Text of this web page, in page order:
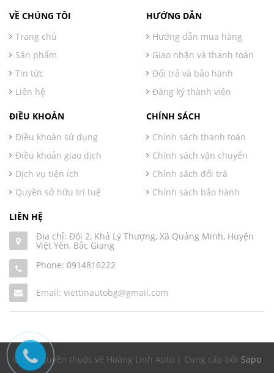
VỀ CHÚNG TÔI
Trang chủ
Sản phẩm
Tin tức
Liên hệ
HƯỚNG DẪN
Hướng dẫn mua hàng
Giao nhận và thanh toán
Đổi trả và bảo hành
Đăng ký thành viên
ĐIỀU KHOẢN
Điều khoản sử dụng
Điều khoản giao dịch
Dịch vụ tiện ích
Quyền sở hữu trí tuệ
CHÍNH SÁCH
Chính sách thanh toán
Chính sách vận chuyển
Chính sách đổi trả
Chính sách bảo hành
LIÊN HỆ
Địa chỉ: Đội 2, Khả Lý Thượng, Xã Quảng Minh, Huyện
Việt Yên, Bắc Giang
Phone: 0914816222
Email: viettinautobg@gmail.com
© Bản quyền thuộc về Hoàng Linh Auto | Cung cấp bởi Sapo